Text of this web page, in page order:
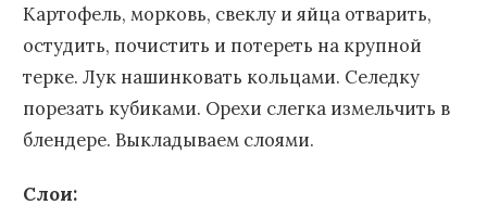
Картофель, морковь, свеклу и яйца отварить,
остудить, почистить и потереть на крупной
терке. Лук нашинковать кольцами. Селедку
порезать кубиками. Орехи слегка измельчить в
блендере. Выкладываем слоями.
Слои: